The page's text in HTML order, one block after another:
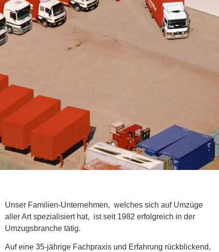
Unser Familien-Unternehmen, welches sich auf Umzüge
aller Art spezialisiert hat, ist seit 1982 erfolgreich in der
Umzugsbranche tätig.
Auf eine 35-jährige Fachpraxis und Erfahrung rückblickend,